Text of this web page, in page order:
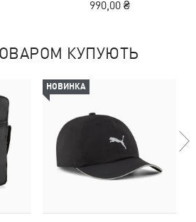
990,00 ₴
КУПУЮТЬ
НОВИНКА